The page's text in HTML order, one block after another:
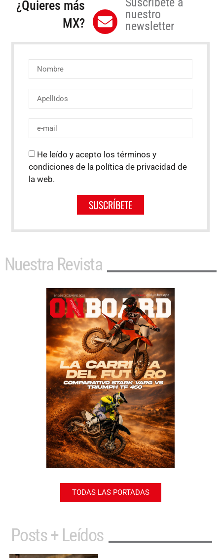
¿Quieres más
MX?
nuestro
newsletter
He leído y acepto los términos y
condiciones de la política de privacidad de
la web.
SUSCRÍBETE
Nuestra Revista
TODAS LAS PORTADAS
Posts + Leídos